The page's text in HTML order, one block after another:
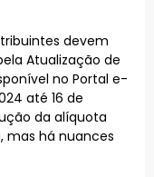
devem
Atualização de
no Portal e-
até 16 de
da alíquota
mas há nuances